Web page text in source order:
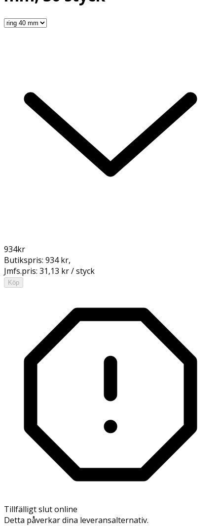
934kr
Butikspris: 934 kr,
Jmfs.pris: 31,13 kr / styck
Köp
Tillfälligt slut online
Detta påverkar dina leveransalternativ.